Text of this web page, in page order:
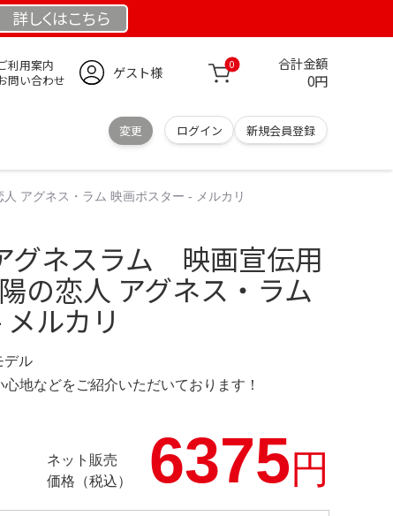
詳しくはこちら
利用案内
問い合わせ
ゲスト様 0 合計金額
0円
変更 ログイン 新規会員登録
アグネス・ラム 映画ポスター - メルカリ
ネスラム 映画宣伝用
の恋人 アグネス・ラム
ルカリ
デル
地などをご紹介いただいております！
ネット販売
価格（税込）
6375円